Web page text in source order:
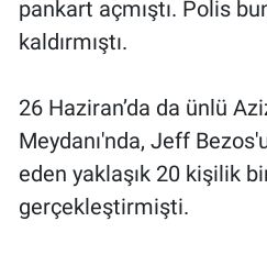
pankart açmıştı. Polis
kaldırmıştı.
26 Haziran’da da ünlü
Meydanı'nda, Jeff
eden yaklaşık 20 kişilik
gerçekleştirmişti.